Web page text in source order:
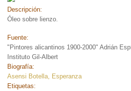
Descripción:
Óleo sobre lienzo.
Fuente:
"Pintores alicantinos 1900-2000" Adrián
Instituto Gil-Albert
Biografía:
Asensi Botella, Esperanza
Etiquetas: